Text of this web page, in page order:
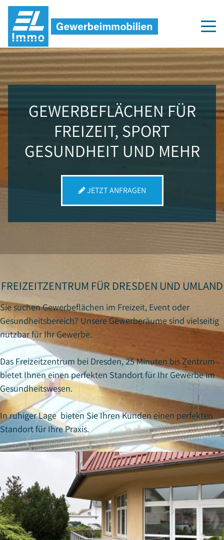
GEWERBEFLÄCHEN FÜR
FREIZEIT, SPORT
GESUNDHEIT UND MEHR
JETZT ANFRAGEN
FREIZEITZENTRUM FÜR DRESDEN UND UMLAND
Sie suchen Gewerbeflächen im Freizeit, Event oder
Gesundheitsbereich? Unsere Gewerberäume sind vielseitig
nutzbar für Ihr Gewerbe.
Das Freizeitzentrum bei Dresden, 25 Minuten bis Zentrum
bietet Ihnen einen perfekten Standort für Ihr Gewerbe im
Gesundheitswesen.
In ruhiger Lage bieten Sie Ihren Kunden einen perfekten
Standort für Ihre Praxis.